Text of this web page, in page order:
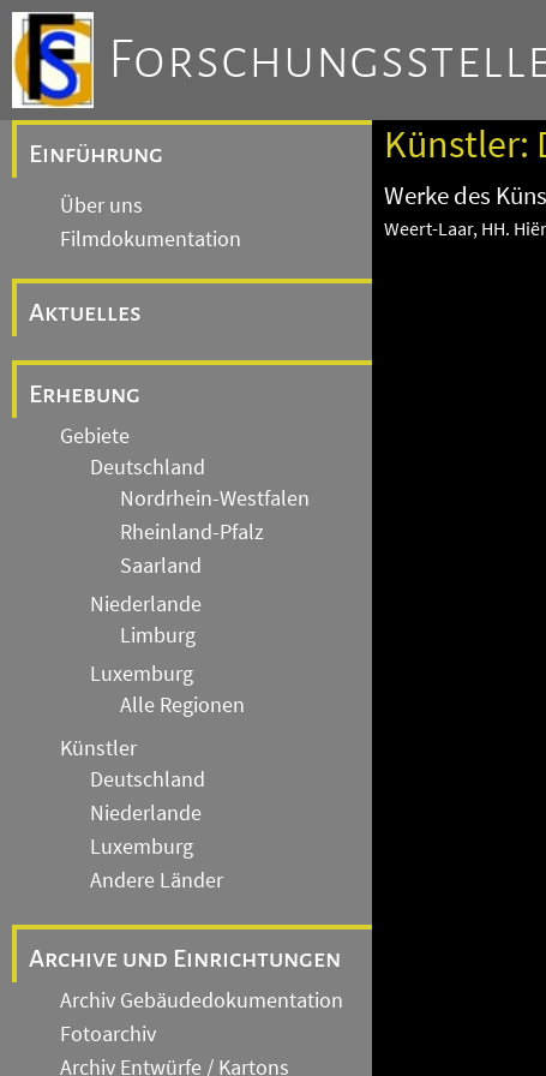
Einführung
Über uns
Filmdokumentation
Aktuelles
Erhebung
Gebiete
Deutschland
Nordrhein-Westfalen
Rheinland-Pfalz
Saarland
Niederlande
Limburg
Luxemburg
Alle Regionen
Künstler
Deutschland
Niederlande
Luxemburg
Andere Länder
Archive und Einrichtungen
Archiv Gebäudedokumentation
Fotoarchiv
Archiv Entwürfe / Kartons
Künstler:
Werke des
Weert-Laar, HH.